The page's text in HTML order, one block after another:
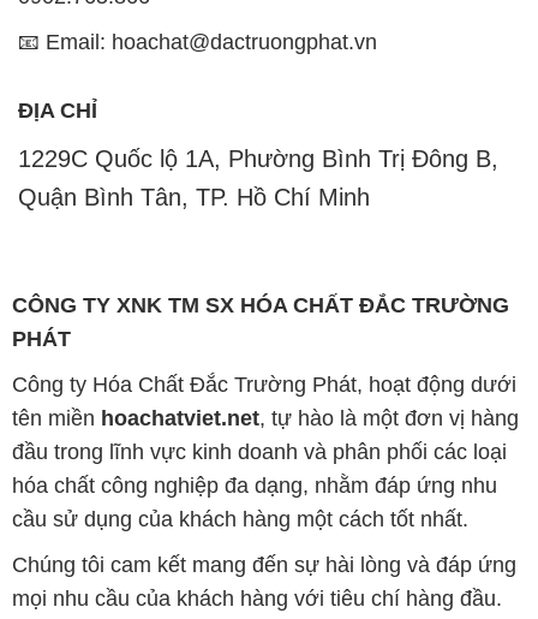
📧 Email: hoachat@dactruongphat.vn
ĐỊA CHỈ
1229C Quốc lộ 1A, Phường Bình Trị Đông B,
Quận Bình Tân, TP. Hồ Chí Minh
CÔNG TY XNK TM SX HÓA CHẤT ĐẮC TRƯỜNG
PHÁT
Công ty Hóa Chất Đắc Trường Phát, hoạt động dưới
tên miền hoachatviet.net, tự hào là một đơn vị hàng
đầu trong lĩnh vực kinh doanh và phân phối các loại
hóa chất công nghiệp đa dạng, nhằm đáp ứng nhu
cầu sử dụng của khách hàng một cách tốt nhất.
Chúng tôi cam kết mang đến sự hài lòng và đáp ứng
mọi nhu cầu của khách hàng với tiêu chí hàng đầu.